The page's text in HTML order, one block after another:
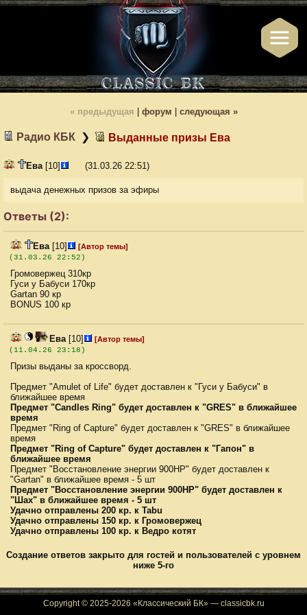
« предыдущая форум следующая »
Радио КБК ❯ Выданные призы Ева
Ева[10] (31.03.26 22:51)
выдача денежных призов за эфиры
Ответы (2):
Ева[10]
[Автор темы]
(31.03.26 22:52)
Громовержец 310кр
Гуси у Бабуси 170кр
Gartan 90 кр
BONUS 100 кр
Ева[10]
[Автор темы]
(11.04.26 23:18)
Призы выданы за кроссворд.
Предмет "Amulet of Life" будет доставлен к "Гуси у Бабуси" в
ближайшее время
Предмет "Candles Ring" будет доставлен к "GRES" в ближайшее
время
Предмет "Ring of Capture" будет доставлен к "GRES" в ближайшее
время
Предмет "Ring of Capture" будет доставлен к "Гапон" в
ближайшее время
Предмет "Восстановление энергии 900HP" будет доставлен к
"Gartan" в ближайшее время - 5 шт
Предмет "Восстановление энергии 900HP" будет доставлен к
"Шах" в ближайшее время - 5 шт
Удачно отправлены 200 кр. к Tabu
Удачно отправлены 150 кр. к Громовержец
Удачно отправлены 100 кр. к Ведро котят
Создание ответов закрыто для гостей и пользователей с уровнем
ниже 5-го
Copyright © 2025-2026 «Классический БК» — classicbk.ru